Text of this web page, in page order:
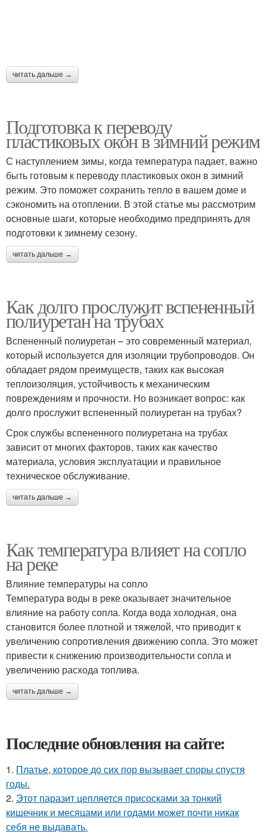
читать дальше →
Подготовка к переводу
пластиковых окон в зимний режим
С наступлением зимы, когда температура падает, важно
быть готовым к переводу пластиковых окон в зимний
режим. Это поможет сохранить тепло в вашем доме и
сэкономить на отоплении. В этой статье мы рассмотрим
основные шаги, которые необходимо предпринять для
подготовки к зимнему сезону.
читать дальше →
Как долго прослужит вспененный
полиуретан на трубах
Вспененный полиуретан – это современный материал,
который используется для изоляции трубопроводов. Он
обладает рядом преимуществ, таких как высокая
теплоизоляция, устойчивость к механическим
повреждениям и прочности. Но возникает вопрос: как
долго прослужит вспененный полиуретан на трубах?
Срок службы вспененного полиуретана на трубах
зависит от многих факторов, таких как качество
материала, условия эксплуатации и правильное
техническое обслуживание.
читать дальше →
Как температура влияет на сопло
на реке
Влияние температуры на сопло
Температура воды в реке оказывает значительное
влияние на работу сопла. Когда вода холодная, она
становится более плотной и тяжелой, что приводит к
увеличению сопротивления движению сопла. Это может
привести к снижению производительности сопла и
увеличению расхода топлива.
читать дальше →
Последние обновления на сайте:
1. Платье, которое до сих пор вызывает споры спустя
годы.
2. Этот паразит цепляется присосками за тонкий
кишечник и месяцами или годами может почти никак
себя не выдавать.